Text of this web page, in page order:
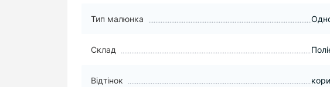
Тип малюнка
Склад
Відтінок